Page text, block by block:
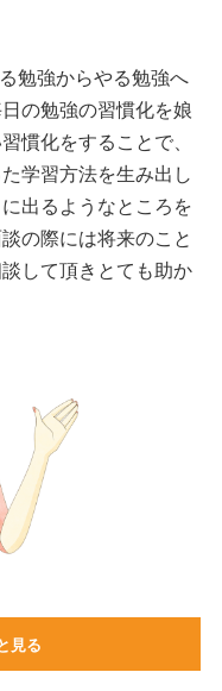
勉強からやる勉強へ
の勉強の習慣化を娘
慣化をすることで、
学習方法を生み出し
出るようなところを
の際には将来のこと
して頂きとても助か
見る